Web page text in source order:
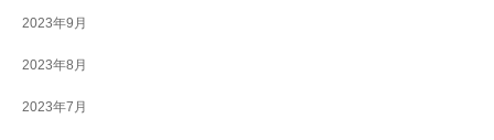
2023年9月
2023年8月
2023年7月